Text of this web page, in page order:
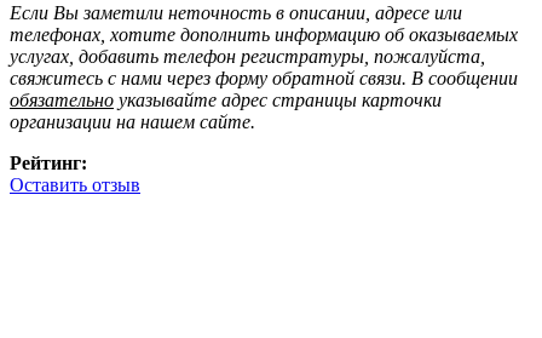
Если Вы заметили неточность в описании, адресе или
телефонах, хотите дополнить информацию об оказываемых
услугах, добавить телефон регистратуры, пожалуйста,
свяжитесь с нами через форму обратной связи. В сообщении
обязательно указывайте адрес страницы карточки
организации на нашем сайте.
Рейтинг:
Оставить отзыв